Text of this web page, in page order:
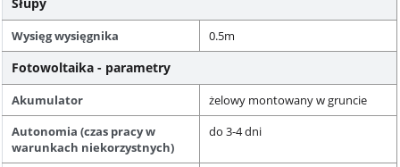
Wysięg wysięgnika 0.5m
Fotowoltaika - parametry
Akumulator
żelowy montowany w gruncie
Autonomia (czas pracy w
warunkach niekorzystnych)
do 3-4 dni